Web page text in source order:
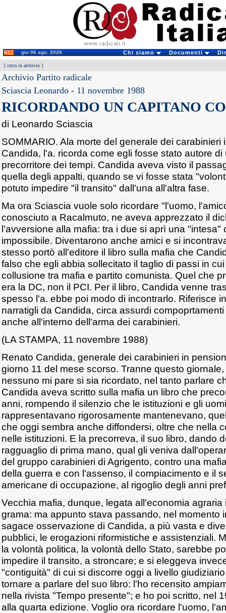
gio 06 ago. 2026 Chi siamo Documenti
[ cerca in archivio ]
Archivio Partito radicale
Sciascia Leonardo - 11 novembre 1988
RICORDANDO UN CAPITANO
di Leonardo Sciascia
SOMMARIO. Ala morte del generale dei carabinieri
Candida, l'a. ricorda come egli fosse stato autore di
precorritore dei tempi. Candida aveva visto il
quella degli appalti, quando se vi fosse stata
potuto impedire "il transito" dall'una all'altra fase.
Ma ora Sciascia vuole solo ricordare "l'uomo,
conosciuto a Racalmuto, ne aveva apprezzato il
l'avversione alla mafia: tra i due si aprì una "intesa"
impossibile. Diventarono anche amici e si
stesso portò all'editore il libro sulla mafia che
falso che egli abbia sollecitato il taglio di passi in
collusione tra mafia e partito comunista. Quel che
era la DC, non il PCI. Per il libro, Candida venne
spesso l'a. ebbe poi modo di incontrarlo. Riferisce
narratigli da Candida, circa assurdi
anche all'interno dell'arma dei carabinieri.
(LA STAMPA, 11 novembre 1988)
Renato Candida, generale dei carabinieri in
giorno 11 del mese scorso. Tranne questo
nessuno mi pare si sia ricordato, nel tanto parlare
Candida aveva scritto sulla mafia un libro che
anni, rompendo il silenzio che le istituzioni e gli
rappresentavano rigorosamente mantenevano,
che oggi sembra anche diffondersi, oltre che nella
nelle istituzioni. E la precorreva, il suo libro, dando
ragguaglio di prima mano, qual gli veniva
del gruppo carabinieri di Agrigento, contro una
della guerra e con l'assenso, il compiacimento e il
americane di occupazione, al rigoglio degli anni
Vecchia mafia, dunque, legata all'economia
grama: ma appunto stava passando, nel momento
sagace osservazione di Candida, a più vasta e
pubblici, le erogazioni riformistiche e assistenziali.
la volontà politica, la volontà dello Stato, sarebbe
impedire il transito, a stroncare; e si eleggeva
"contiguità" di cui si discorre oggi a livello
tornare a parlare del suo libro: l'ho recensito
nella rivista "Tempo presente"; e ho poi scritto, nel
alla quarta edizione. Voglio ora ricordare l'uomo,